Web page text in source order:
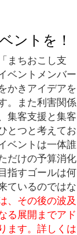
ントを！
まちおこし支
ベントメンバー
かきアイデアを
。また利害関係
集客支援と集客
とつと考えてお
ベントは一体誰
だけの予算消化
指すゴールは何
ているのではな
、その後の波及
る展開までアド
ます。詳しくは